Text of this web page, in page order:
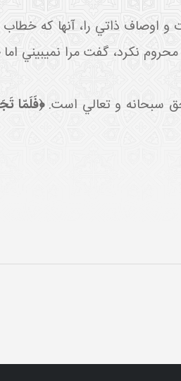
و اوصاف ذاتي را، آنها که خطاب
نکرد، گفت مرا نمي بيني اما
سبحانه و تعالي است.﴿فَلَمّا